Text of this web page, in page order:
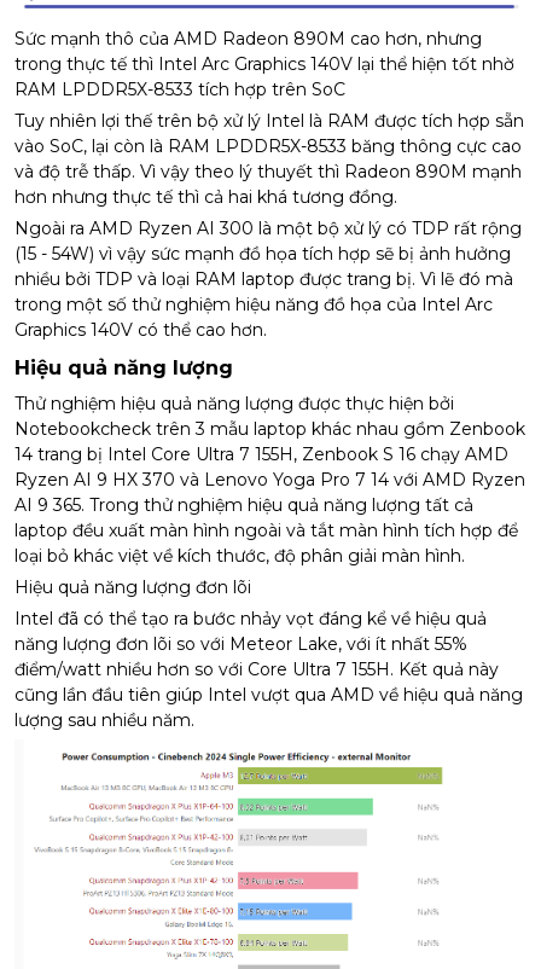
Sức mạnh thô của AMD Radeon 890M cao hơn, nhưng
trong thực tế thì Intel Arc Graphics 140V lại thể hiện tốt nhờ
RAM LPDDR5X-8533 tích hợp trên SoC
Tuy nhiên lợi thế trên bộ xử lý Intel là RAM được tích hợp sẵn
vào SoC, lại còn là RAM LPDDR5X-8533 băng thông cực cao
và độ trễ thấp. Vì vậy theo lý thuyết thì Radeon 890M mạnh
hơn nhưng thực tế thì cả hai khá tương đồng.
Ngoài ra AMD Ryzen AI 300 là một bộ xử lý có TDP rất rộng
(15 - 54W) vì vậy sức mạnh đồ họa tích hợp sẽ bị ảnh hưởng
nhiều bởi TDP và loại RAM laptop được trang bị. Vì lẽ đó mà
trong một số thử nghiệm hiệu năng đồ họa của Intel Arc
Graphics 140V có thể cao hơn.
Hiệu quả năng lượng
Thử nghiệm hiệu quả năng lượng được thực hiện bởi
Notebookcheck trên 3 mẫu laptop khác nhau gồm Zenbook
14 trang bị Intel Core Ultra 7 155H, Zenbook S 16 chạy AMD
Ryzen AI 9 HX 370 và Lenovo Yoga Pro 7 14 với AMD Ryzen
AI 9 365. Trong thử nghiệm hiệu quả năng lượng tất cả
laptop đều xuất màn hình ngoài và tắt màn hình tích hợp để
loại bỏ khác việt về kích thước, độ phân giải màn hình.
Hiệu quả năng lượng đơn lõi
Intel đã có thể tạo ra bước nhảy vọt đáng kể về hiệu quả
năng lượng đơn lõi so với Meteor Lake, với ít nhất 55%
điểm/watt nhiều hơn so với Core Ultra 7 155H. Kết quả này
cũng lần đầu tiên giúp Intel vượt qua AMD về hiệu quả năng
lượng sau nhiều năm.